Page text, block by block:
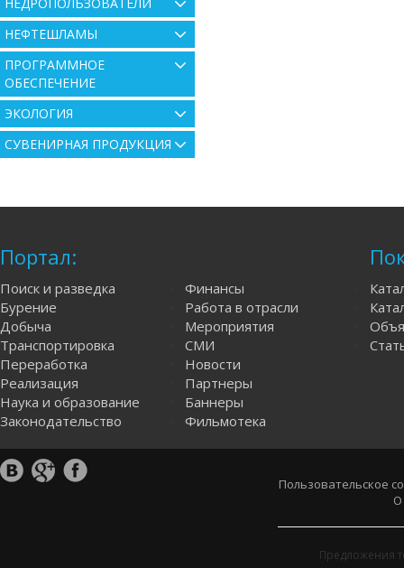
НЕФТЕШЛАМЫ
ПРОГРАММНОЕ
ОБЕСПЕЧЕНИЕ
ЭКОЛОГИЯ
СУВЕНИРНАЯ ПРОДУКЦИЯ
Портал:
Поиск и разведка
Бурение
Добыча
Транспортировка
Переработка
Реализация
Наука и образование
Законодательство
Финансы
Работа в отрасли
Мероприятия
СМИ
Новости
Партнеры
Баннеры
Фильмотека
Пользовательское
О
Предложения